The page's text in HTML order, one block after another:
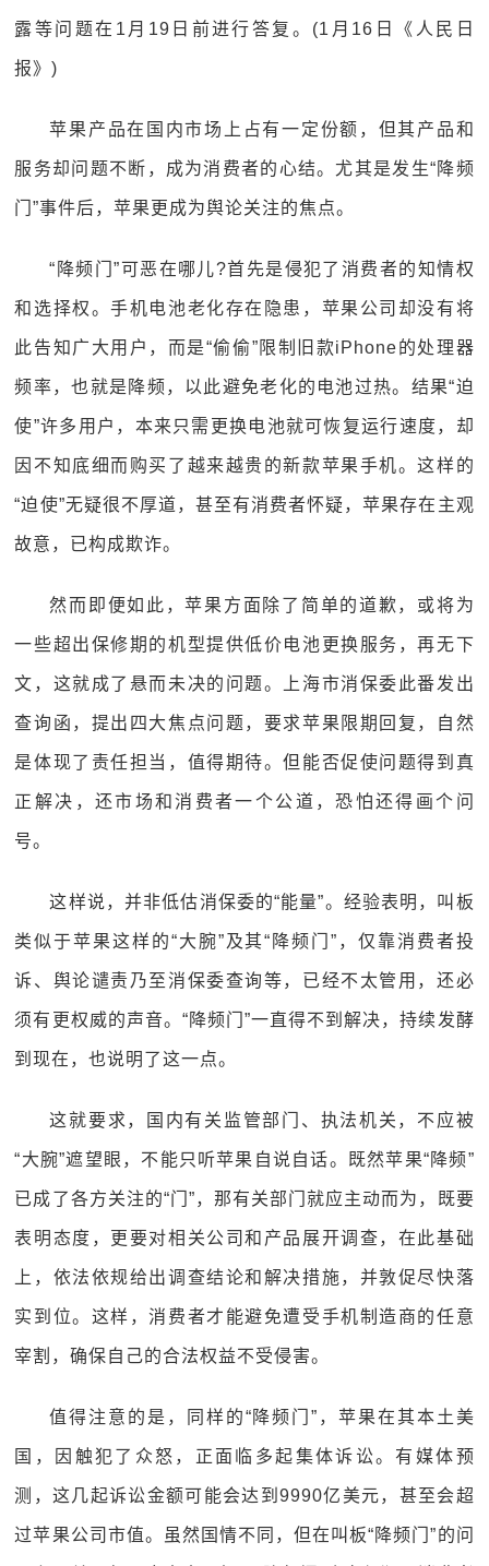
露等问题在1月19日前进行答复。(1月16日《人民日
报》)
苹果产品在国内市场上占有一定份额，但其产品和
服务却问题不断，成为消费者的心结。尤其是发生“降频
门”事件后，苹果更成为舆论关注的焦点。
“降频门”可恶在哪儿?首先是侵犯了消费者的知情权
和选择权。手机电池老化存在隐患，苹果公司却没有将
此告知广大用户，而是“偷偷”限制旧款iPhone的处理器
频率，也就是降频，以此避免老化的电池过热。结果“迫
使”许多用户，本来只需更换电池就可恢复运行速度，却
因不知底细而购买了越来越贵的新款苹果手机。这样的
“迫使”无疑很不厚道，甚至有消费者怀疑，苹果存在主观
故意，已构成欺诈。
然而即便如此，苹果方面除了简单的道歉，或将为
一些超出保修期的机型提供低价电池更换服务，再无下
文，这就成了悬而未决的问题。上海市消保委此番发出
查询函，提出四大焦点问题，要求苹果限期回复，自然
是体现了责任担当，值得期待。但能否促使问题得到真
正解决，还市场和消费者一个公道，恐怕还得画个问
号。
这样说，并非低估消保委的“能量”。经验表明，叫板
类似于苹果这样的“大腕”及其“降频门”，仅靠消费者投
诉、舆论谴责乃至消保委查询等，已经不太管用，还必
须有更权威的声音。“降频门”一直得不到解决，持续发酵
到现在，也说明了这一点。
这就要求，国内有关监管部门、执法机关，不应被
“大腕”遮望眼，不能只听苹果自说自话。既然苹果“降频”
已成了各方关注的“门”，那有关部门就应主动而为，既要
表明态度，更要对相关公司和产品展开调查，在此基础
上，依法依规给出调查结论和解决措施，并敦促尽快落
实到位。这样，消费者才能避免遭受手机制造商的任意
宰割，确保自己的合法权益不受侵害。
值得注意的是，同样的“降频门”，苹果在其本土美
国，因触犯了众怒，正面临多起集体诉讼。有媒体预
测，这几起诉讼金额可能会达到9990亿美元，甚至会超
过苹果公司市值。虽然国情不同，但在叫板“降频门”的问